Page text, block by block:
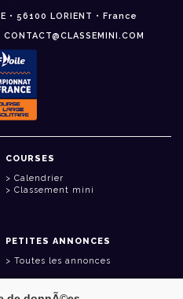
• 56100 LORIENT • France
COURSES
Calendrier
Classement mini
PETITES ANNONCES
Toutes les annonces